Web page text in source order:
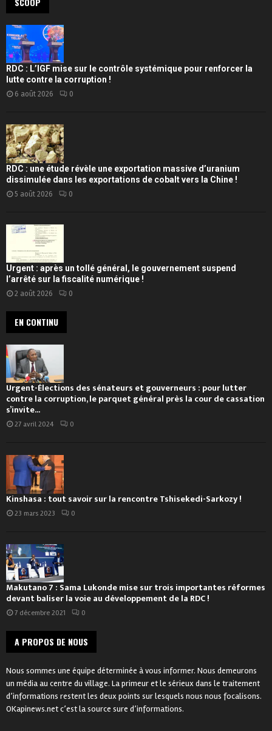
RDC : L’IGF mise sur le contrôle systémique pour renforcer la
lutte contre la corruption !
6 août 2026 0
RDC : une étude révèle une exportation massive d’uranium
dissimulée dans les exportations de cobalt vers la Chine !
5 août 2026 0
Urgent : après un tollé général, le gouvernement suspend
l’arrêté sur la fiscalité numérique !
2 août 2026 0
EN CONTINU
Urgent-Élections des sénateurs et gouverneurs : pour lutter
contre la corruption, le parquet général près la cour de cassation
s’invite...
27 avril 2024 0
Kinshasa : tout savoir sur la rencontre Tshisekedi-Sarkozy !
23 mars 2023 0
Makutano 7 : Sama Lukonde mise sur trois importantes réformes
devant baliser la voie au développement de la RDC !
7 décembre 2021 0
A PROPOS DE NOUS
Nous sommes une équipe déterminée à vous informer. Nous demeurons
un média au centre du village. La primeur et le sérieux dans le traitement
d’informations restent les deux points sur lesquels nous nous focalisons.
OKapinews.net c’est la source sure d’informations.